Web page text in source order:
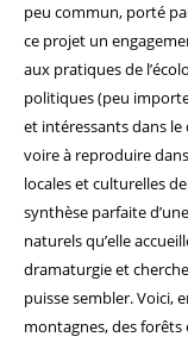
peu commun, porté
ce projet un
aux pratiques de
politiques (peu
et intéressants dans
voire à reproduire
locales et culturelles
synthèse parfaite
naturels qu’elle
dramaturgie et
puisse sembler. Voici,
montagnes, des forêts